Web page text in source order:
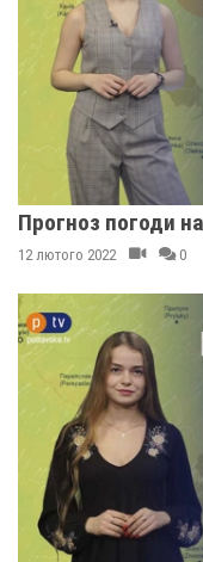
Прогноз погоди
12 лютого 2022 0